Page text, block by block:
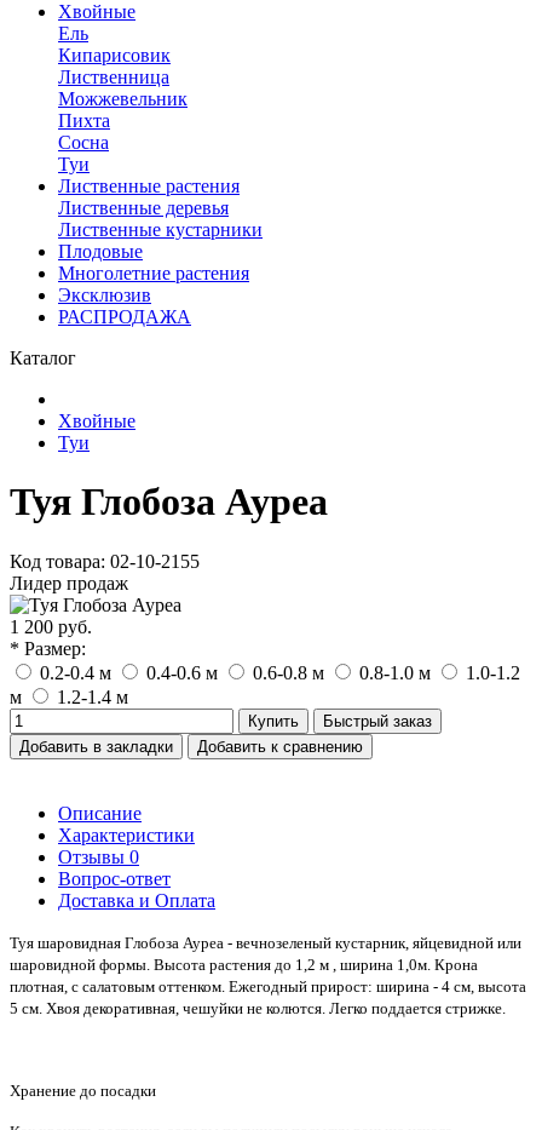
Хвойные
Ель
Кипарисовик
Лиственница
Можжевельник
Пихта
Сосна
Туи
Лиственные растения
Лиственные деревья
Лиственные кустарники
Плодовые
Многолетние растения
Эксклюзив
РАСПРОДАЖА
Каталог
Хвойные
Туи
Туя Глобоза Ауреа
Код товара: 02-10-2155
Лидер продаж
1 200 руб.
* Размер:
0.2-0.4 м
0.4-0.6 м 0.6-0.8 м 0.8-1.0 м
1.0-1.2
м
1.2-1.4 м
Купить
Быстрый заказ
Добавить в закладки
Добавить к сравнению
Описание
Характеристики
Отзывы 0
Вопрос-ответ
Доставка и Оплата
Туя шаровидная Глобоза Ауреа - вечнозеленый кустарник, яйцевидной или
шаровидной формы. Высота растения до 1,2 м , ширина 1,0м. Крона
плотная, с салатовым оттенком. Ежегодный прирост: ширина - 4 см, высота
5 см. Хвоя декоративная, чешуйки не колются. Легко поддается стрижке.
Хранение до посадки